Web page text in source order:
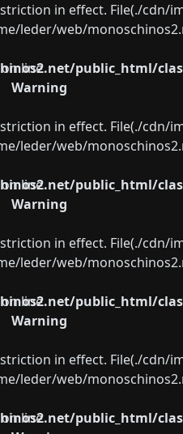
in effect. File(./
leder/web/
public_html/
on line
Warning
in effect. File(./
leder/web/
public_html/
on line
Warning
in effect. File(./
leder/web/
public_html/
on line
Warning
in effect. File(./
leder/web/
public_html/
on line